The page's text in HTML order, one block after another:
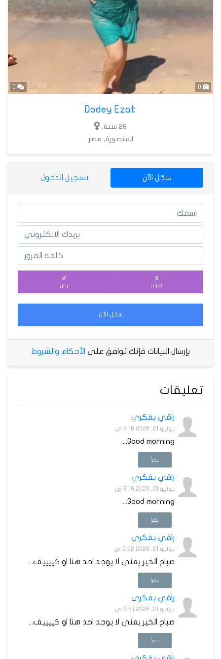
Dodey Ezat
29 سنة,
المنصورة, مصر
سجّل الآن تسجيل الدخول
امرأة رجل
سجّل الآن
بإرسال البيانات فإنك توافق على الأحكام والشروط
تعليقات
راقي بفكري
يونيو 21, 2026 3:16 ص
Good morning...
يقرأ
راقي بفكري
يونيو 21, 2026 3:16 ص
Good morning...
يقرأ
راقي بفكري
يونيو 21, 2026 2:52 ص
صباح الخير يعني لا يوجد احد هنا او كييييف...
يقرأ
راقي بفكري
يونيو 21, 2026 2:51 ص
صباح الخير يعني لا يوجد احد هنا او كييييف...
يقرأ